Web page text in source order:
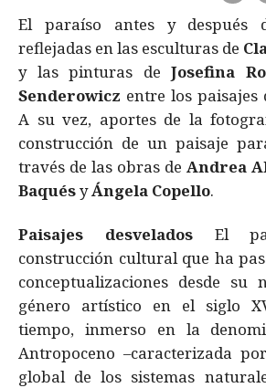
El paraíso antes y después
reflejadas en las esculturas de
y las pinturas deJosefina
Senderowicz entre los paisajes
A su vez, aportes de la
construcción de un paisaje
través de las obras de Andrea
BaquésyÁngela Copello.
Paisajes desveladosEl
construcción cultural que ha
conceptualizaciones desde su
género artístico en el siglo
tiempo, inmerso en la
Antropoceno –caracterizada
global de los sistemas